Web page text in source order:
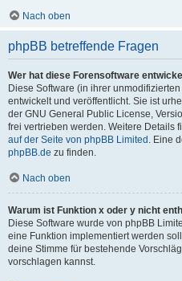
Nach oben
phpBB betreffende Fragen
Wer hat diese Forensoftware
Diese Software (in ihrer
entwickelt und veröffentlicht. Sie ist
der GNU General Public License,
frei vertrieben werden. Weitere Details
auf der Seite von phpBB Limited . Eine
phpBB.de zu finden.
Nach oben
Warum ist Funktion x oder y nicht
Diese Software wurde von phpBB
eine Funktion implementiert werden
deine Stimme für bestehende
vorschlagen kannst.